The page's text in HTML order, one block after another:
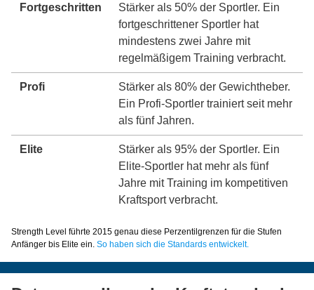
Fortgeschritten
Stärker als 50% der Sportler. Ein
fortgeschrittener Sportler hat
mindestens zwei Jahre mit
regelmäßigem Training verbracht.
Profi
Stärker als 80% der Gewichtheber.
Ein Profi-Sportler trainiert seit mehr
als fünf Jahren.
Elite
Stärker als 95% der Sportler. Ein
Elite-Sportler hat mehr als fünf
Jahre mit Training im kompetitiven
Kraftsport verbracht.
Strength Level führte 2015 genau diese Perzentilgrenzen für die Stufen
Anfänger bis Elite ein. So haben sich die Standards entwickelt.